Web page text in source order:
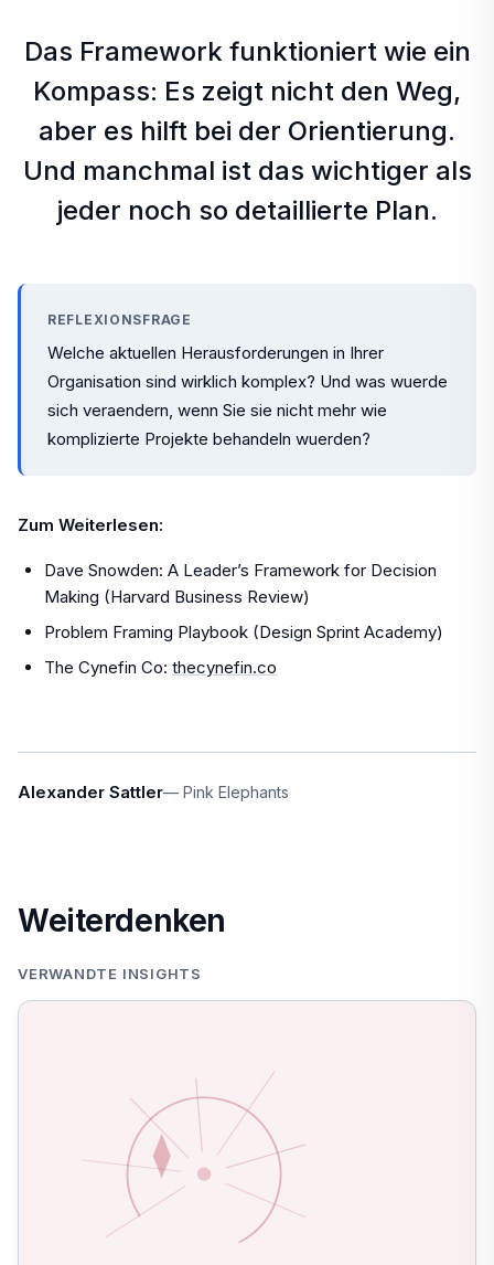
Das Framework funktioniert wie ein
Kompass: Es zeigt nicht den Weg,
aber es hilft bei der Orientierung.
Und manchmal ist das wichtiger als
jeder noch so detaillierte Plan.
REFLEXIONSFRAGE
Welche aktuellen Herausforderungen in Ihrer
Organisation sind wirklich komplex? Und was wuerde
sich veraendern, wenn Sie sie nicht mehr wie
komplizierte Projekte behandeln wuerden?
Zum Weiterlesen:
Dave Snowden: A Leader’s Framework for Decision
Making (Harvard Business Review)
Problem Framing Playbook (Design Sprint Academy)
The Cynefin Co: thecynefin.co
Alexander Sattler Pink Elephants
Weiterdenken
VERWANDTE INSIGHTS